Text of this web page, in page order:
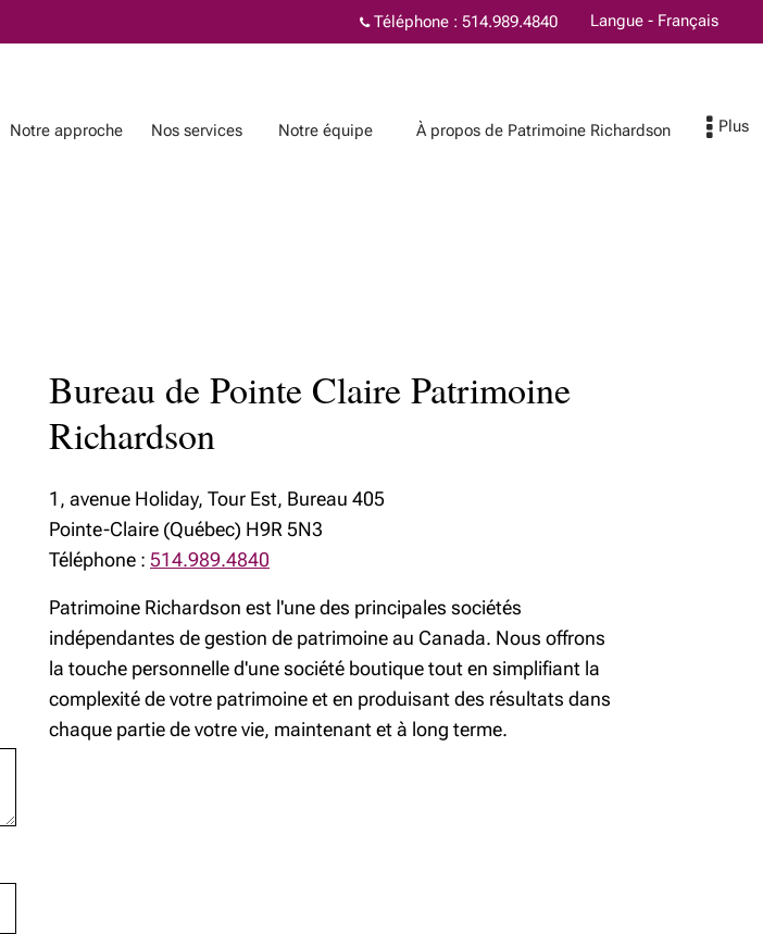
au
Téléphone : 514.989.4840 Langue - Français
Notre approche Nos services Notre équipe À propos de Patrimoine Richardson
fiscale et successorale
Patrimoine Richardson
L'excellence fiduciaire
Comptes d'épargne libre
d'impôt
Mon plan NextGen
Bureau de Pointe Claire Patrimoine
Richardson
1, avenue Holiday, Tour Est, Bureau 405
Pointe-Claire (Québec) H9R 5N3
Téléphone : 514.989.4840
Patrimoine Richardson est l'une des principales sociétés
indépendantes de gestion de patrimoine au Canada. Nous offrons
la touche personnelle d'une société boutique tout en simplifiant la
complexité de votre patrimoine et en produisant des résultats dans
chaque partie de votre vie, maintenant et à long terme.